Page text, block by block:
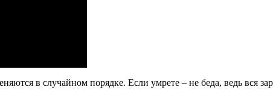
в случайном порядке. Если умрете – не беда, ведь вся